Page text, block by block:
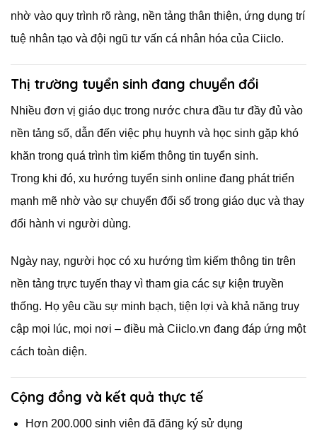
nhờ vào quy trình rõ ràng, nền tảng thân thiện, ứng dụng trí
tuệ nhân tạo và đội ngũ tư vấn cá nhân hóa của Ciiclo.
Thị trường tuyển sinh đang chuyển đổi
Nhiều đơn vị giáo dục trong nước chưa đầu tư đầy đủ vào
nền tảng số, dẫn đến việc phụ huynh và học sinh gặp khó
khăn trong quá trình tìm kiếm thông tin tuyển sinh.
Trong khi đó, xu hướng tuyển sinh online đang phát triển
mạnh mẽ nhờ vào sự chuyển đổi số trong giáo dục và thay
đổi hành vi người dùng.
Ngày nay, người học có xu hướng tìm kiếm thông tin trên
nền tảng trực tuyến thay vì tham gia các sự kiện truyền
thống. Họ yêu cầu sự minh bạch, tiện lợi và khả năng truy
cập mọi lúc, mọi nơi – điều mà Ciiclo.vn đang đáp ứng một
cách toàn diện.
Cộng đồng và kết quả thực tế
Hơn 200.000 sinh viên đã đăng ký sử dụng